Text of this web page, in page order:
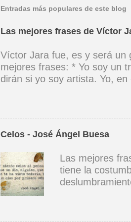
Entradas más populares de este blog
Las mejores frases de Víctor
Víctor Jara fue, es y será un
mejores frases: * Yo soy un
dirán si yo soy artista. Yo,
por cantar ni por tener
el niño envejece sin saber
amargos los días, si no hay.
cantara, le cantara una
mano con mano, corazón a
Celos - José Ángel Buesa
Las mejores
tiene la
manera.